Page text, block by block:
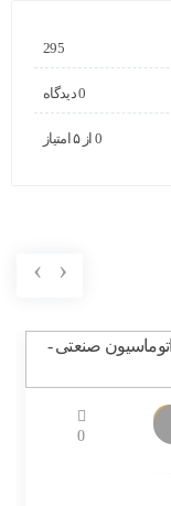
295
0 دیدگاه
0 از ۵ امتیاز
0
‹
›